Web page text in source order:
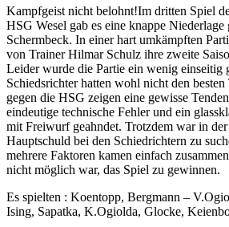
Kampfgeist nicht belohnt!Im dritten Spiel
HSG Wesel gab es eine knappe Niederlage
Schermbeck. In einer hart umkämpften
von Trainer Hilmar Schulz ihre zweite
Leider wurde die Partie ein wenig einseitig
Schiedsrichter hatten wohl nicht den
gegen die HSG zeigen eine gewisse
eindeutige technische Fehler und ein
mit Freiwurf geahndet. Trotzdem war in
Hauptschuld bei den Schiedrichtern zu
mehrere Faktoren kamen einfach
nicht möglich war, das Spiel zu gewinnen.
Es spielten : Koentopp, Bergmann –
Ising, Sapatka, K.Ogiolda, Glocke,